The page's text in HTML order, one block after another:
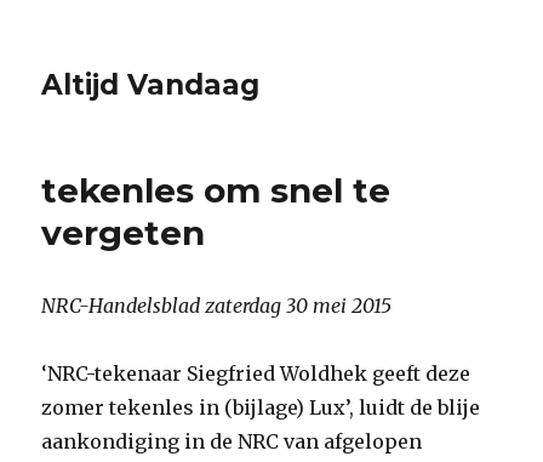
Altijd Vandaag
tekenles om snel te
vergeten
NRC-Handelsblad zaterdag 30 mei 2015
‘NRC-tekenaar Siegfried Woldhek geeft deze
zomer tekenles in (bijlage) Lux’, luidt de blije
aankondiging in de NRC van afgelopen